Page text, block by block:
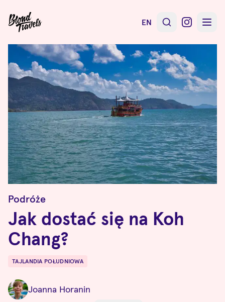
EN
Podróże
Jak dostać się na Koh
Chang?
Destinations
TAJLANDIA POŁUDNIOWA
Joanna Horanin